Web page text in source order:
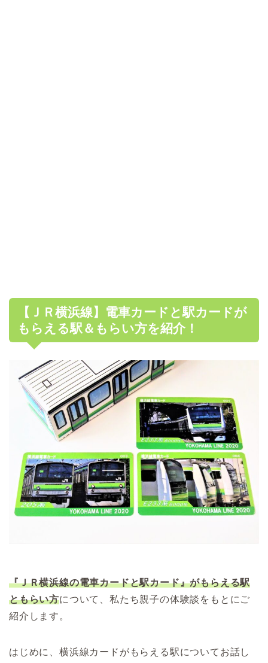
【ＪＲ横浜線】電車カードと駅カードが
もらえる駅＆もらい方を紹介！
『ＪＲ横浜線の電車カードと駅カード』がもらえる駅
ともらい方について、私たち親子の体験談をもとにご
紹介します。
はじめに、横浜線カードがもらえる駅についてお話し